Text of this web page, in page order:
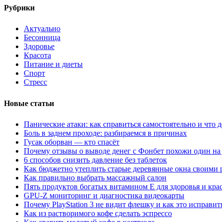
Рубрики
Актуально
Бесонница
Здоровье
Красота
Питание и диеты
Спорт
Стресс
Новые статьи
Панические атаки: как справиться самостоятельно и что
Боль в заднем проходе: разбираемся в причинах
Гусак оборван — кто спасёт
Почему отзывы о выводе денег с Фонбет похожи один на
6 способов снизить давление без таблеток
Как бюджетно утеплить старые деревянные окна своими
Как правильно выбрать массажный салон
Пять продуктов богатых витамином Е для здоровья и
GPU-Z мониторинг и диагностика видеокарты
Почему PlayStation 3 не видит флешку и как это
Как из растворимого кофе сделать эспрессо